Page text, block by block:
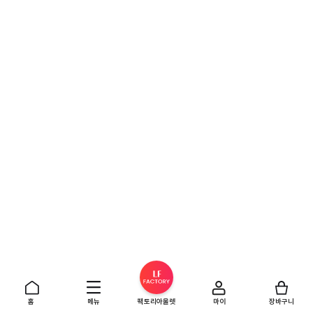
홈 메뉴 팩토리아울렛 마이 장바구니